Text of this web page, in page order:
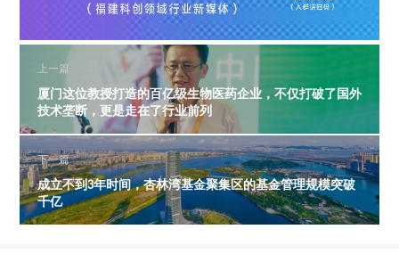
上一篇
厦门这位教授打造的百亿级生物医药企业，不仅打破了国外
技术垄断，更是走在了行业前列
下一篇
成立不到3年时间，杏林湾基金聚集区的基金管理规模突破
千亿